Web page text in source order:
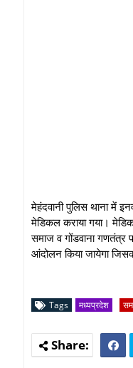
मेहंदवानी पुलिस थाना में
मेडिकल कराया गया।
समाज व गोंडवाना गणतंत्र
आंदोलन किया जायेगा
Tags मध्यप्रदेश